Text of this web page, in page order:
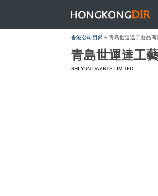
HONGKONGDIR
香港公司目錄 » 青島世運達工藝品有
青島世運達工
SHI YUN DA ARTS LIMITED